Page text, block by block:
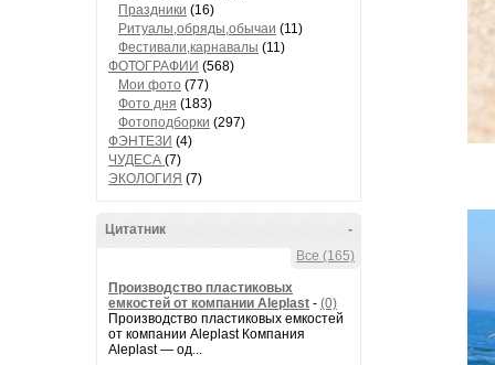
Праздники (16)
Ритуалы,обряды,обычаи (11)
Фестивали,карнавалы (11)
ФОТОГРАФИИ (568)
Мои фото (77)
Фото дня (183)
Фотоподборки (297)
ФЭНТЕЗИ (4)
ЧУДЕСА (7)
ЭКОЛОГИЯ (7)
-
Цитатник
Все (165)
Производство пластиковых
емкостей от компании Aleplast - (0)
Производство пластиковых емкостей
от компании Aleplast Компания
Aleplast — од...